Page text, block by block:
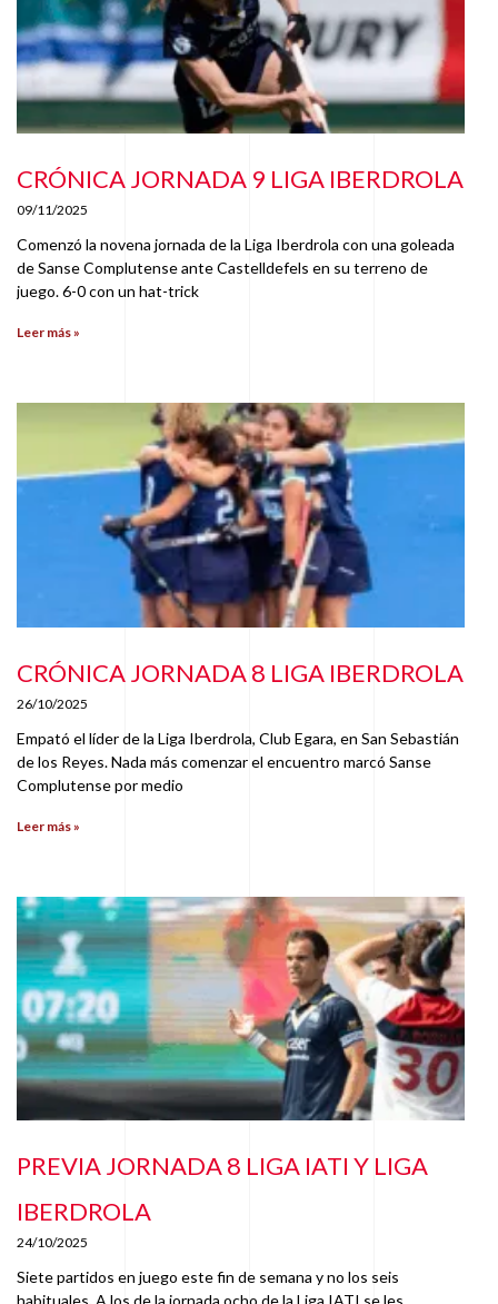
CRÓNICA JORNADA 9 LIGA IBERDROLA
09/11/2025
Comenzó la novena jornada de la Liga Iberdrola con una goleada
de Sanse Complutense ante Castelldefels en su terreno de
juego. 6-0 con un hat-trick
Leer más »
CRÓNICA JORNADA 8 LIGA IBERDROLA
26/10/2025
Empató el líder de la Liga Iberdrola, Club Egara, en San Sebastián
de los Reyes. Nada más comenzar el encuentro marcó Sanse
Complutense por medio
Leer más »
PREVIA JORNADA 8 LIGA IATI Y LIGA
IBERDROLA
24/10/2025
Siete partidos en juego este fin de semana y no los seis